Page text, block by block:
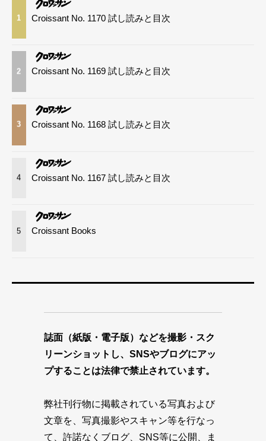
1 Croissant No. 1170 試し読みと目次
2 Croissant No. 1169 試し読みと目次
3 Croissant No. 1168 試し読みと目次
4 Croissant No. 1167 試し読みと目次
5 Croissant Books
誌面（紙版・電子版）などを撮影・スク
リーンショットし、SNSやブログにアッ
プすることは法律で禁止されています。
弊社刊行物に掲載されている写真および
文章を、写真撮影やスキャン等を行なっ
て、許諾なくブログ、SNS等に公開、ま